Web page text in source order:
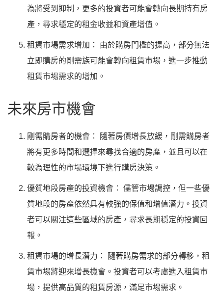
為將受到抑制，更多的投資者可能會轉向長期持有房
產，尋求穩定的租金收益和資產增值。
租賃市場需求增加： 由於購房門檻的提高，部分無法
立即購房的剛需族可能會轉向租賃市場，進一步推動
租賃市場需求的增加。
未來房市機會
剛需購房者的機會： 隨著房價增長放緩，剛需購房者
將有更多時間和選擇來尋找合適的房產，並且可以在
較為理性的市場環境下進行購房決策。
優質地段房產的投資機會： 儘管市場調控，但一些優
質地段的房產依然具有較強的保值和增值潛力。投資
者可以關注這些區域的房產，尋求長期穩定的投資回
報。
租賃市場的增長潛力： 隨著購房需求的部分轉移，租
賃市場將迎來增長機會。投資者可以考慮進入租賃市
場，提供高品質的租賃房源，滿足市場需求。